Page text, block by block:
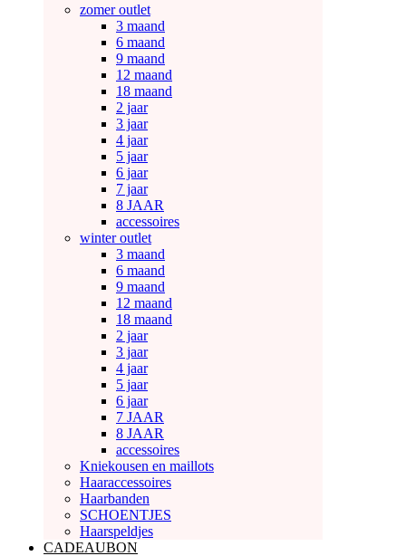
zomer outlet
3 maand
6 maand
9 maand
12 maand
18 maand
2 jaar
3 jaar
4 jaar
5 jaar
6 jaar
7 jaar
8 JAAR
accessoires
winter outlet
3 maand
6 maand
9 maand
12 maand
18 maand
2 jaar
3 jaar
4 jaar
5 jaar
6 jaar
7 JAAR
8 JAAR
accessoires
Kniekousen en maillots
Haaraccessoires
Haarbanden
SCHOENTJES
Haarspeldjes
CADEAUBON